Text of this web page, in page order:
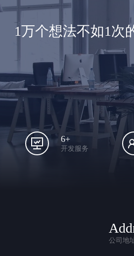
1万个想法不如1次
6+
开发服务
公司地